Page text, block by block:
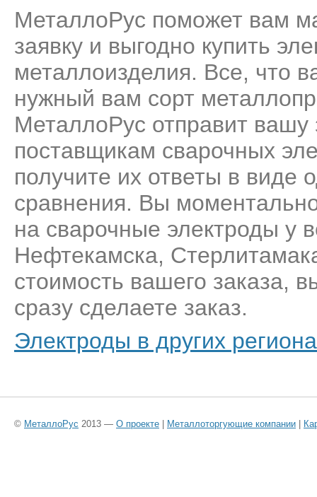
МеталлоРус поможет вам
заявку и выгодно купить
металлоизделия. Все, что
нужный вам сорт
МеталлоРус отправит
поставщикам сварочных
получите их ответы в виде
сравнения. Вы
на сварочные электроды у
Нефтекамска,
стоимость вашего заказа,
сразу сделаете заказ.
Электроды в других
© МеталлоРус 2013 — О проекте | Металлоторгующие компании |